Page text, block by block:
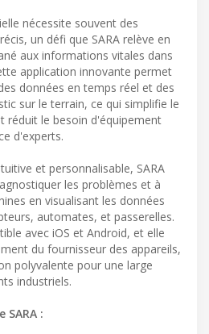
nécessite souvent des
un défi que SARA relève en
aux informations vitales dans
application innovante permet
données en temps réel et des
sur le terrain, ce qui simplifie le
réduit le besoin d'équipement
d'experts.
et personnalisable, SARA
les problèmes et à
en visualisant les données
automates, et passerelles.
avec iOS et Android, et elle
du fournisseur des appareils,
polyvalente pour une large
industriels.
SARA :